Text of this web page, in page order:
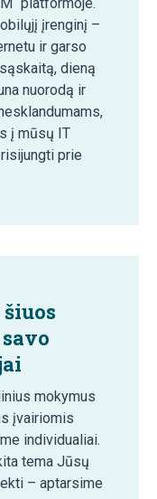
įrenginį –
ir garso
dieną
nuorodą ir
į mūsų IT
prie
mokymus
įvairiomis
individualiai.
tema Jūsų
– aptarsime